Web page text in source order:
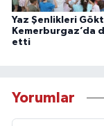
Yaz Şenlikleri
Kemerburgaz’da
etti
Yorumlar